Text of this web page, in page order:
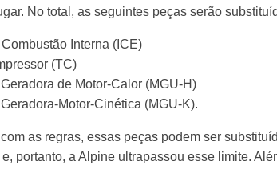
No total, as seguintes peças serão
Interna (ICE)
(TC)
de Motor-Calor (MGU-H)
Motor-Cinética (MGU-K).
as regras, essas peças podem ser
portanto, a Alpine ultrapassou esse limite.